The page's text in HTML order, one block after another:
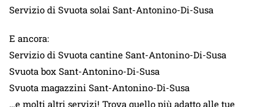
Servizio di Svuota solai Sant-Antonino-Di-Susa
E ancora:
Servizio di Svuota cantine Sant-Antonino-Di-Susa
Svuota box Sant-Antonino-Di-Susa
Svuota magazzini Sant-Antonino-Di-Susa
…e molti altri servizi! Trova quello più adatto alle tue